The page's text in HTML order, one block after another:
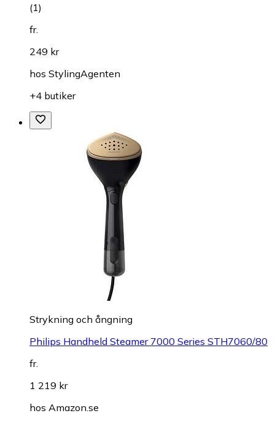
(1)
fr.
249 kr
hos StylingAgenten
+4 butiker
Strykning och ångning
Philips Handheld Steamer 7000 Series STH7060/80
fr.
1 219 kr
hos Amazon.se